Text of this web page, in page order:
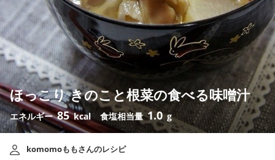
ほっこり きのこと根菜の食べる味噌汁
エネルギー85 kcal 食塩相当量1.0 g
komomoももさんのレシピ